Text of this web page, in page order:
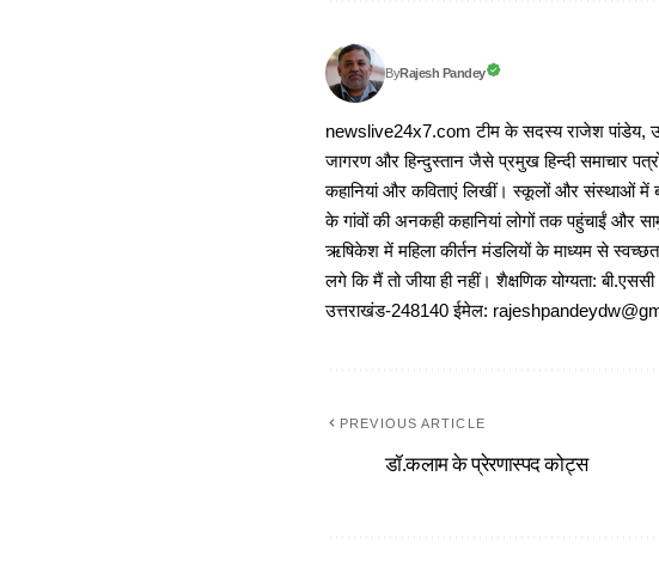
ByRajesh Pandey
newslive24x7.com टीम के सदस्य राजेश पांडेय,
जागरण और हिन्दुस्तान जैसे प्रमुख हिन्दी समाचार
कहानियां और कविताएं लिखीं। स्कूलों और संस्थाओं में
के गांवों की अनकही कहानियां लोगों तक पहुंचाईं और
ऋषिकेश में महिला कीर्तन मंडलियों के माध्यम से
लगे कि मैं तो जीया ही नहीं। शैक्षणिक योग्यता:
उत्तराखंड-248140 ईमेल:
PREVIOUS ARTICLE
डॉ.कलाम के प्रेरणास्पद कोट्स